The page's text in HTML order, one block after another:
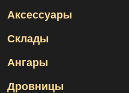
Аксессуары
Склады
Ангары
Дровницы